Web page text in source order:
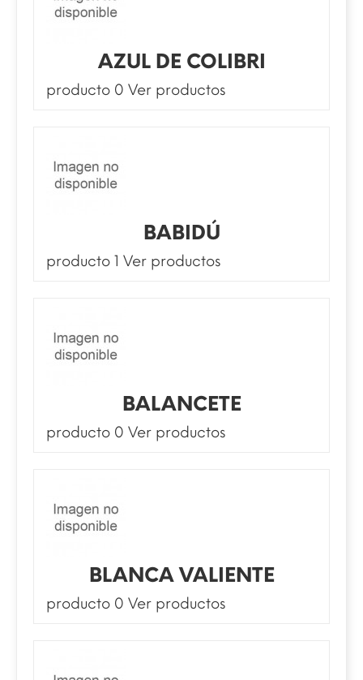
AZUL DE COLIBRI
producto 0 Ver productos
BABIDÚ
producto 1 Ver productos
BALANCETE
producto 0 Ver productos
BLANCA VALIENTE
producto 0 Ver productos